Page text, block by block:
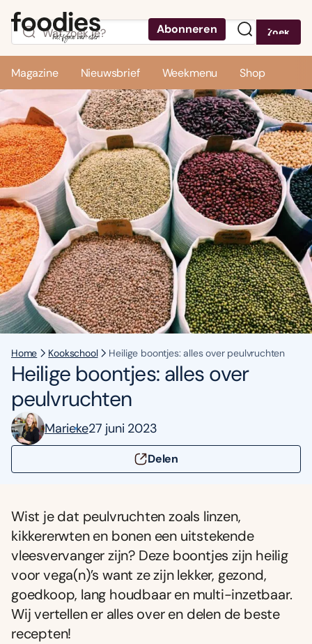
Abonneren Zoek
Magazine Nieuwsbrief Weekmenu Shop
Home Kookschool Heilige boontjes: alles over peulvruchten
Heilige boontjes: alles over
peulvruchten
Marieke27 juni 2023
Delen
Wist je dat peulvruchten zoals linzen,
kikkererwten en bonen een uitstekende
vleesvervanger zijn? Deze boontjes zijn heilig
voor vega(n)’s want ze zijn lekker, gezond,
goedkoop, lang houdbaar en multi-inzetbaar.
Wij vertellen er alles over en delen de beste
recepten!